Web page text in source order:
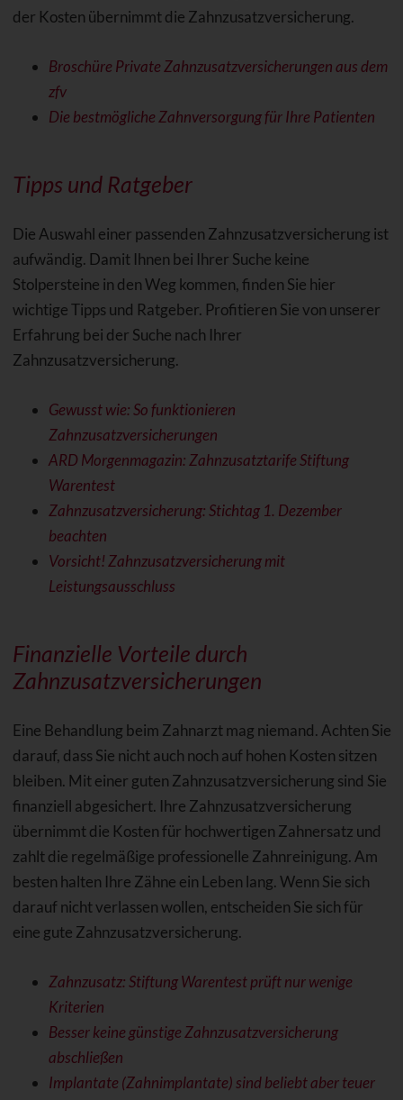
der Kosten übernimmt die Zahnzusatzversicherung.
Broschüre Private Zahnzusatzversicherungen aus dem
zfv
Die bestmögliche Zahnversorgung für Ihre Patienten
Tipps und Ratgeber
Die Auswahl einer passenden Zahnzusatzversicherung ist
aufwändig. Damit Ihnen bei Ihrer Suche keine
Stolpersteine in den Weg kommen, finden Sie hier
wichtige Tipps und Ratgeber. Profitieren Sie von unserer
Erfahrung bei der Suche nach Ihrer
Zahnzusatzversicherung.
Gewusst wie: So funktionieren
Zahnzusatzversicherungen
ARD Morgenmagazin: Zahnzusatztarife Stiftung
Warentest
Zahnzusatzversicherung: Stichtag 1. Dezember
beachten
Vorsicht! Zahnzusatzversicherung mit
Leistungsausschluss
Finanzielle Vorteile durch
Zahnzusatzversicherungen
Eine Behandlung beim Zahnarzt mag niemand. Achten Sie
darauf, dass Sie nicht auch noch auf hohen Kosten sitzen
bleiben. Mit einer guten Zahnzusatzversicherung sind Sie
finanziell abgesichert. Ihre Zahnzusatzversicherung
übernimmt die Kosten für hochwertigen Zahnersatz und
zahlt die regelmäßige professionelle Zahnreinigung. Am
besten halten Ihre Zähne ein Leben lang. Wenn Sie sich
darauf nicht verlassen wollen, entscheiden Sie sich für
eine gute Zahnzusatzversicherung.
Zahnzusatz: Stiftung Warentest prüft nur wenige
Kriterien
Besser keine günstige Zahnzusatzversicherung
abschließen
Implantate (Zahnimplantate) sind beliebt aber teuer